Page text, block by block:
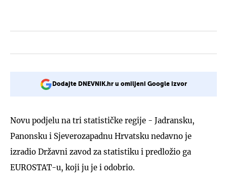
Dodajte DNEVNIK.hr u omiljeni Google izvor
Novu podjelu na tri statističke regije - Jadransku,
Panonsku i Sjeverozapadnu Hrvatsku nedavno je
izradio Državni zavod za statistiku i predložio ga
EUROSTAT-u, koji ju je i odobrio.